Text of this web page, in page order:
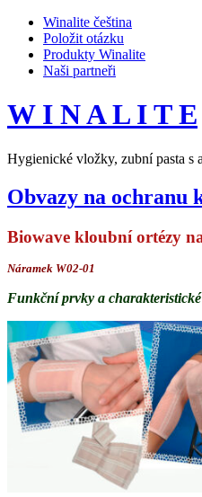
Winalite čeština
Položit otázku
Produkty Winalite
Naši partneři
W I N A L I T E
Hygienické vložky, zubní pasta s
Obvazy na ochranu
Biowave kloubní ortézy
Náramek W02-01
Funkční prvky a